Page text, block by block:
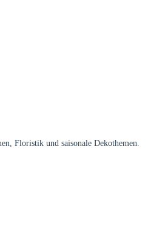
Floristik und saisonale Dekothemen.